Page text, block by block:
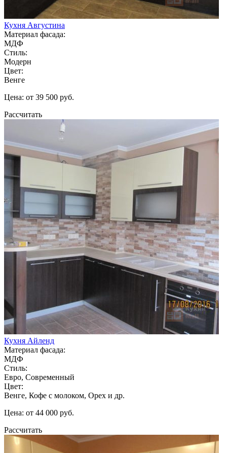
Кухня Августина
Материал фасада:
МДФ
Стиль:
Модерн
Цвет:
Венге
Цена: от 39 500 руб.
Рассчитать
Кухня Айленд
Материал фасада:
МДФ
Стиль:
Евро, Современный
Цвет:
Венге, Кофе с молоком, Орех и др.
Цена: от 44 000 руб.
Рассчитать